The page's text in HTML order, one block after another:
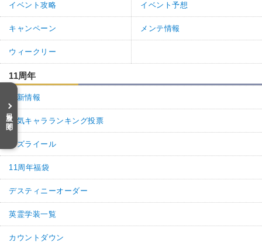
目次を開く
イベント攻略 イベント予想
キャンペーン メンテ情報
ウィークリー
11周年
最新情報
人気キャラランキング投票
アズライール
11周年福袋
デスティニーオーダー
英霊学装一覧
カウントダウン